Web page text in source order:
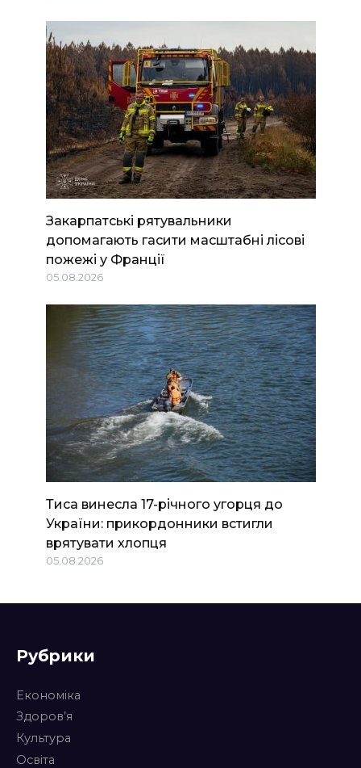
Закарпатські рятувальники
допомагають гасити масштабні лісові
пожежі у Франції
05.08.2026
Тиса винесла 17-річного угорця до
України: прикордонники встигли
врятувати хлопця
05.08.2026
Рубрики
Економіка
Здоров’я
Культура
Освіта